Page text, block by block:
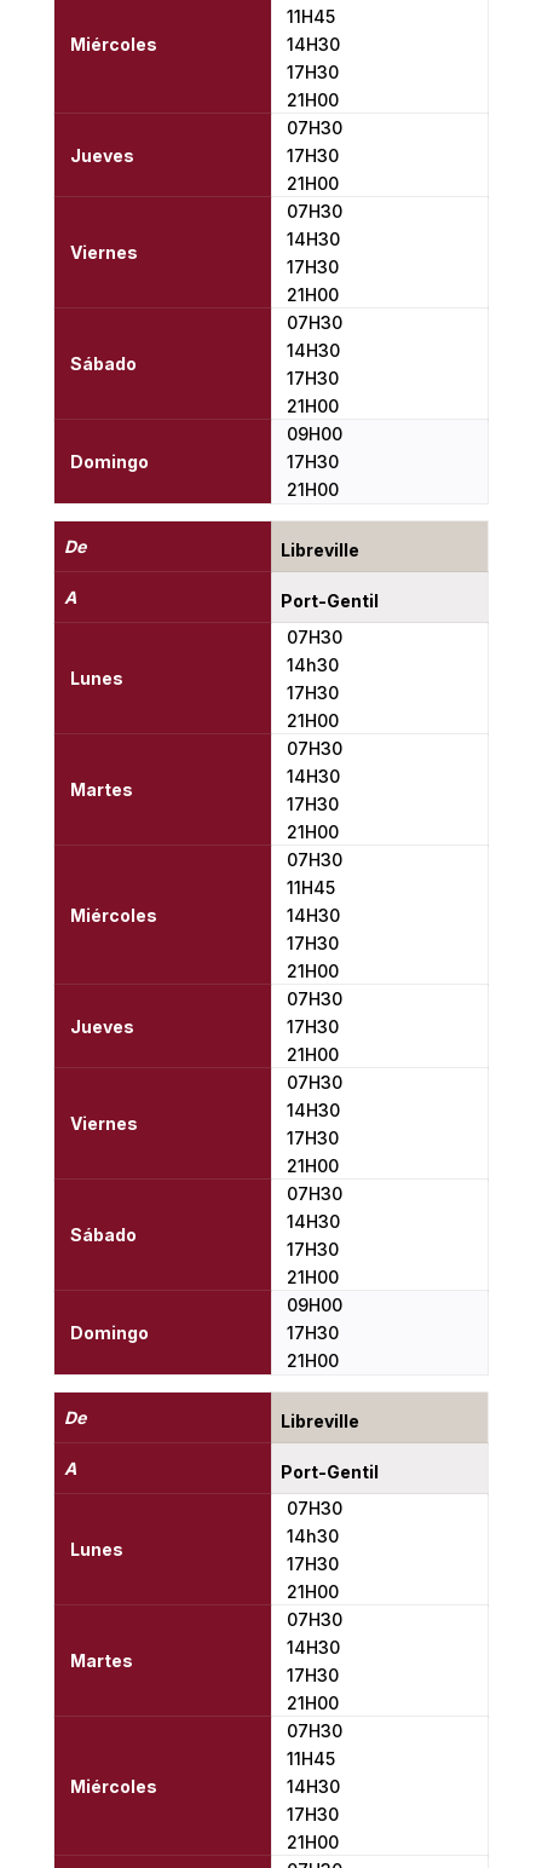
Miércoles
Jueves
Viernes
Sábado
Domingo
11H45
14H30
17H30
21H00
07H30
17H30
21H00
07H30
14H30
17H30
21H00
07H30
14H30
17H30
21H00
09H00
17H30
21H00
De
A
Lunes
Martes
Miércoles
Jueves
Viernes
Sábado
Domingo
Libreville
Port-Gentil
07H30
14h30
17H30
21H00
07H30
14H30
17H30
21H00
07H30
11H45
14H30
17H30
21H00
07H30
17H30
21H00
07H30
14H30
17H30
21H00
07H30
14H30
17H30
21H00
09H00
17H30
21H00
De
A
Lunes
Martes
Miércoles
Libreville
Port-Gentil
07H30
14h30
17H30
21H00
07H30
14H30
17H30
21H00
07H30
11H45
14H30
17H30
21H00